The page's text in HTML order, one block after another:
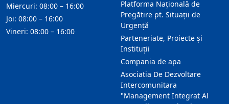
Platforma Națională de
Pregătire pt. Situații de
Urgență
Parteneriate, Proiecte și
Instituții
Compania de apa
Asociatia De Dezvoltare
Intercomunitara
"Management Integrat Al
Miercuri: 08:00 – 16:00
Joi: 08:00 – 16:00
Vineri: 08:00 – 16:00